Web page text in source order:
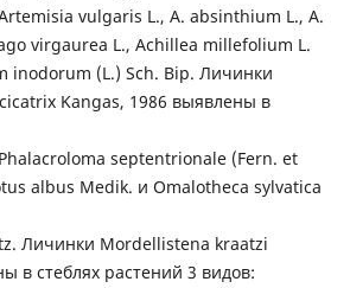
vulgaris L., A. absinthium L., A.
virgaurea L., Achillea millefolium L.
inodorum (L.) Sch. Bip. Личинки
Kangas, 1986 выявлены в
septentrionale (Fern. et
albus Medik. и Omalotheca sylvatica
Личинки Mordellistena kraatzi
в стеблях растений 3 видов: